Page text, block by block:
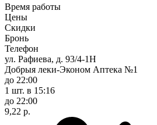
Время работы
Цены
Скидки
Бронь
Телефон
ул. Рафиева, д. 93/4-1Н
Добрыя леки-Эконом Аптека №1
до 22:00
1 шт. в 15:16
до 22:00
9,22 р.